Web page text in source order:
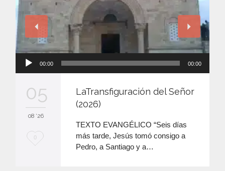
00:00 00:00
05
08 '26
M
0
LaTransfiguración del Señor
(2026)
TEXTO EVANGÉLICO “Seis días
más tarde, Jesús tomó consigo a
Pedro, a Santiago y a…